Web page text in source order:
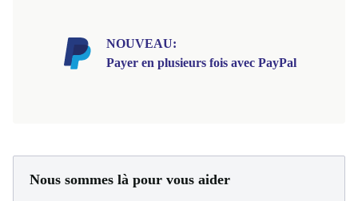
NOUVEAU:
Payer en plusieurs fois avec PayPal
Nous sommes là pour vous aider